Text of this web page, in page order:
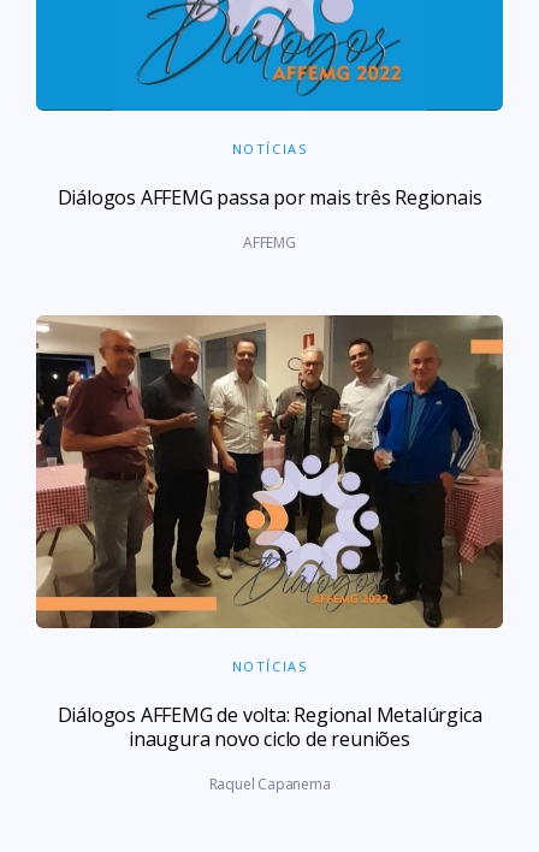
NOTÍCIAS
Diálogos AFFEMG passa por mais três Regionais
AFFEMG
NOTÍCIAS
Diálogos AFFEMG de volta: Regional Metalúrgica
inaugura novo ciclo de reuniões
Raquel Capanema